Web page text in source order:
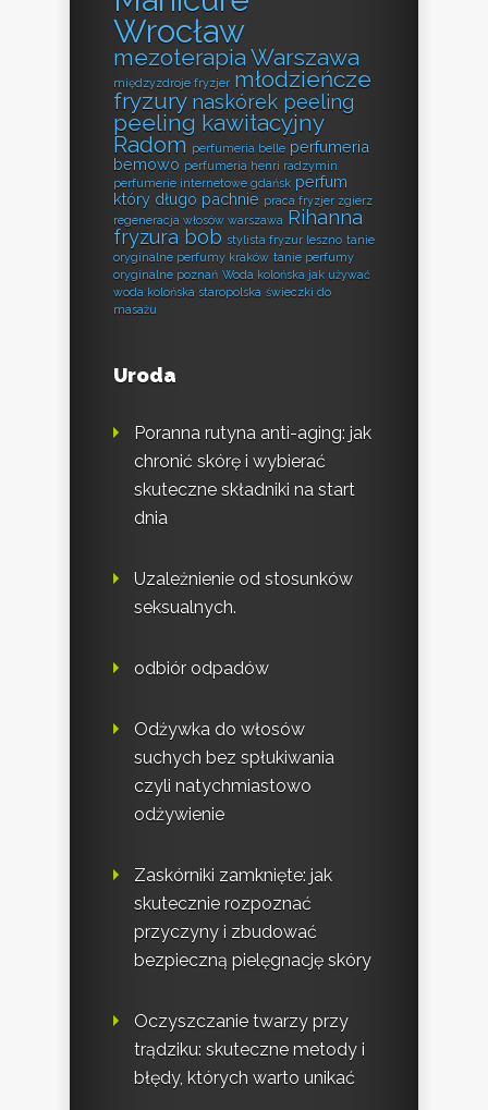
Wrocław
mezoterapia Warszawa
międzyzdroje fryzjer młodzieńcze
fryzury naskórek peeling
peeling kawitacyjny
Radom perfumeria belle perfumeria
bemowo perfumeria henri radzymin
perfumerie internetowe gdańsk perfum
który długo pachnie praca fryzjer zgierz
regeneracja włosów warszawa Rihanna
fryzura bob stylista fryzur leszno tanie
oryginalne perfumy kraków tanie perfumy
oryginalne poznań Woda kolońska jak używać
woda kolońska staropolska świeczki do
masażu
Uroda
Poranna rutyna anti-aging: jak
chronić skórę i wybierać
skuteczne składniki na start
dnia
Uzależnienie od stosunków
seksualnych.
odbiór odpadów
Odżywka do włosów
suchych bez spłukiwania
czyli natychmiastowo
odżywienie
Zaskórniki zamknięte: jak
skutecznie rozpoznać
przyczyny i zbudować
bezpieczną pielęgnację skóry
Oczyszczanie twarzy przy
trądziku: skuteczne metody i
błędy, których warto unikać